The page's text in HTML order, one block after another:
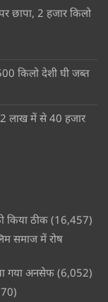
छापा, 2 हजार किलो
किलो देशी घी जब्त
2 लाख में से 40 हजार
किया ठीक (16,457)
समाज में रोष
गया अनसेफ (6,052)